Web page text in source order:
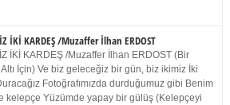
İKİ KARDEŞ /Muzaffer İlhan ERDOST
İKİ KARDEŞ /Muzaffer İlhan ERDOST (Bir
Altı İçin) Ve biz geleceğiz bir gün, biz ikimiz İki
Fotoğrafımızda durduğumuz gibi Benim
kelepçe Yüzümde yapay bir gülüş (Kelepçeyi